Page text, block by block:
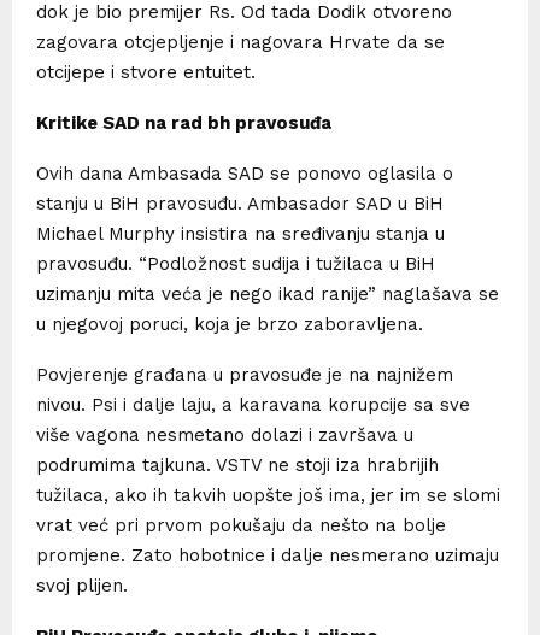
dok je bio premijer Rs. Od tada Dodik otvoreno
zagovara otcjepljenje i nagovara Hrvate da se
otcijepe i stvore entuitet.
Kritike SAD na rad bh pravosuđa
Ovih dana Ambasada SAD se ponovo oglasila o
stanju u BiH pravosuđu. Ambasador SAD u BiH
Michael Murphy insistira na sređivanju stanja u
pravosuđu. “Podložnost sudija i tužilaca u BiH
uzimanju mita veća je nego ikad ranije” naglašava se
u njegovoj poruci, koja je brzo zaboravljena.
Povjerenje građana u pravosuđe je na najnižem
nivou. Psi i dalje laju, a karavana korupcije sa sve
više vagona nesmetano dolazi i završava u
podrumima tajkuna. VSTV ne stoji iza hrabrijih
tužilaca, ako ih takvih uopšte još ima, jer im se slomi
vrat već pri prvom pokušaju da nešto na bolje
promjene. Zato hobotnice i dalje nesmerano uzimaju
svoj plijen.